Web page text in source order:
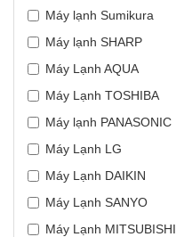
Máy lạnh Sumikura
Máy lạnh SHARP
Máy Lạnh AQUA
Máy Lạnh TOSHIBA
Máy lạnh PANASONIC
Máy Lạnh LG
Máy Lạnh DAIKIN
Máy Lạnh SANYO
Máy Lạnh MITSUBISHI